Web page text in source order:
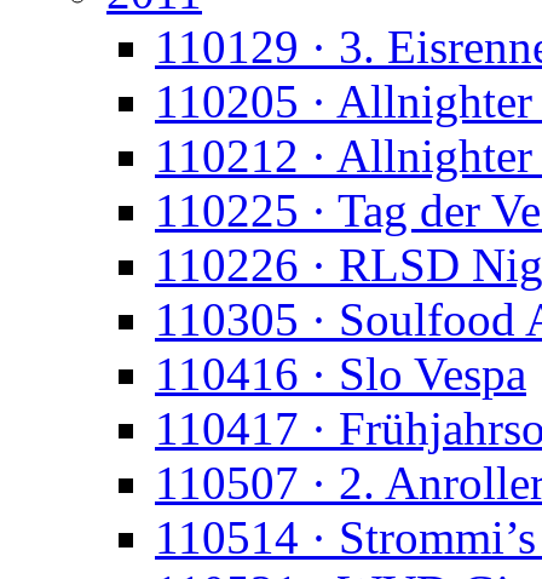
110129 · 3.
110205 ·
110212 ·
110225 · Tag der
110226 · RLSD
110305 · Soulfood
110416 · Slo Vespa
110417 ·
110507 · 2.
110514 ·